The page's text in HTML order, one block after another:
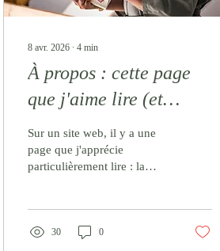
8 avr. 2026 ∙4 min
À propos : cette page
que j'aime lire (et
écrire)
Sur un site web, il y a une
page que j'apprécie
particulièrement lire : la
30 0